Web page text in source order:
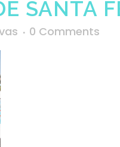
SANTA
0 Comments